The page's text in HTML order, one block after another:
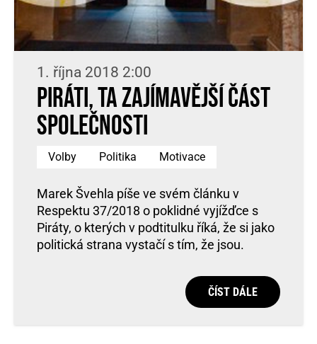
1. října 2018 2:00
Piráti, ta zajímavější část
společnosti
Volby Politika Motivace
Marek Švehla píše ve svém článku v
Respektu 37/2018 o poklidné vyjížďce s
Piráty, o kterých v podtitulku říká, že si jako
politická strana vystačí s tím, že jsou.
ČÍST DÁLE